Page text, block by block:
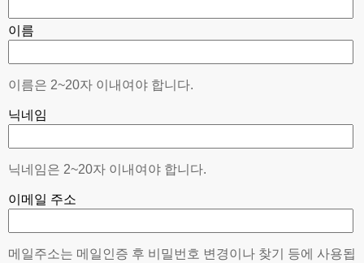
이름
이름은 2~20자 이내여야 합니다.
닉네임
닉네임은 2~20자 이내여야 합니다.
이메일 주소
메일주소는 메일인증 후 비밀번호 변경이나 찾기 등에 사용됩